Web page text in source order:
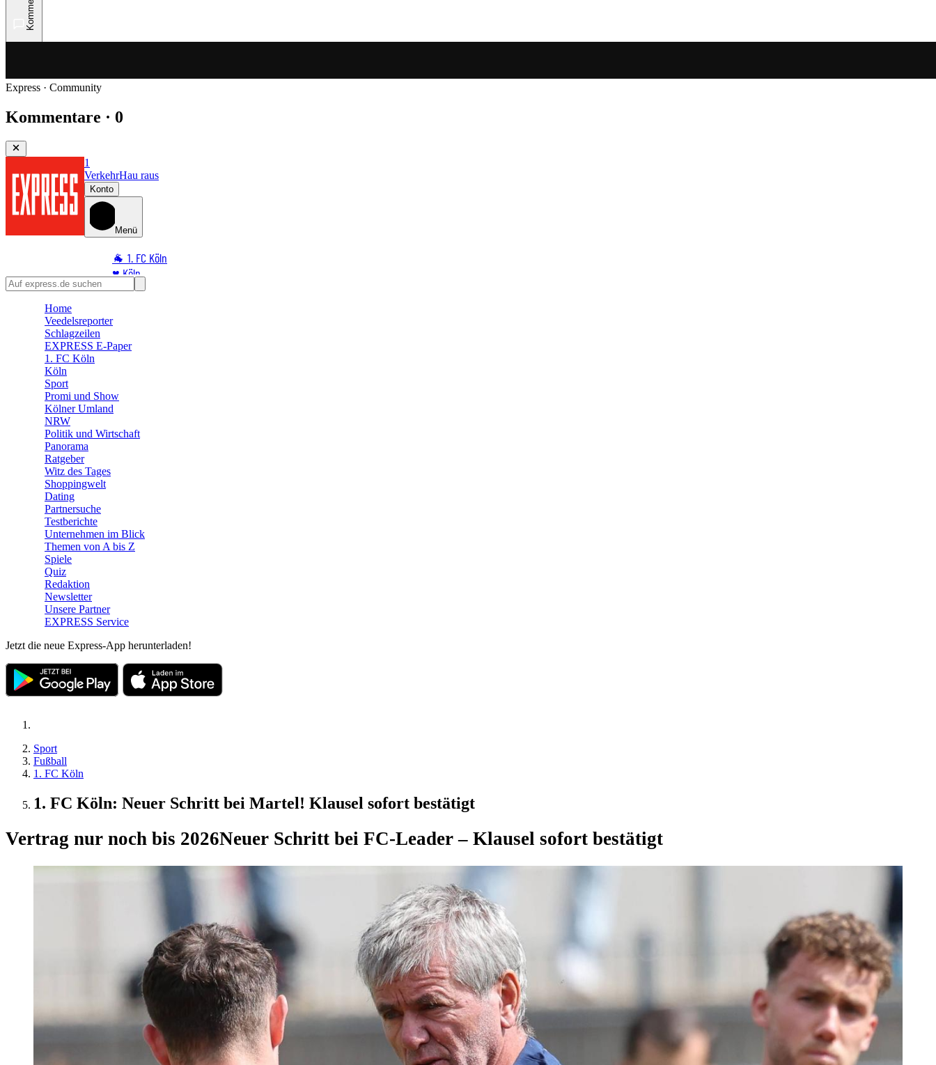
Express · Community
Kommentare · 0
1
VerkehrHau raus
Konto
Menü
🐐 1. FC Köln
♥️ Köln
⭐ Promi
🛒 Shoppingwelt
🧩 Spiele
Home
Veedelsreporter
Schlagzeilen
EXPRESS E-Paper
1. FC Köln
Köln
Sport
Promi und Show
Kölner Umland
NRW
Politik und Wirtschaft
Panorama
Ratgeber
Witz des Tages
Shoppingwelt
Dating
Partnersuche
Testberichte
Unternehmen im Blick
Themen von A bis Z
Spiele
Quiz
Redaktion
Newsletter
Unsere Partner
EXPRESS Service
Jetzt die neue Express-App herunterladen!
Sport
Fußball
1. FC Köln
1. FC Köln: Neuer Schritt bei Martel! Klausel sofort bestätigt
Vertrag nur noch bis 2026Neuer Schritt bei FC-Leader – Klausel sofort bestätigt